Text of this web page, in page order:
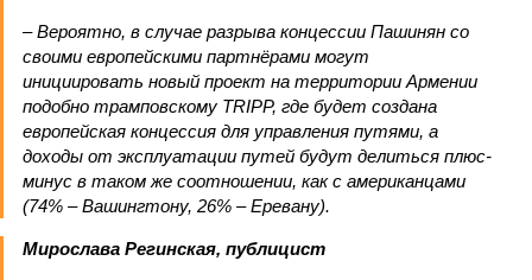
– Вероятно, в случае разрыва концессии Пашинян со
своими европейскими партнёрами могут
инициировать новый проект на территории Армении
подобно трамповскому TRIPP, где будет создана
европейская концессия для управления путями, а
доходы от эксплуатации путей будут делиться плюс-
минус в таком же соотношении, как с американцами
(74% – Вашингтону, 26% – Еревану).
Мирослава Регинская, публицист